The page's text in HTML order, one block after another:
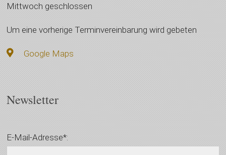
Mittwoch geschlossen
Um eine vorherige Terminvereinbarung wird gebeten
Google Maps
Newsletter
E-Mail-Adresse*: